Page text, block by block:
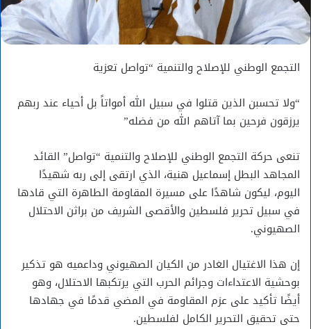
التجمع الوطني للإصلاح والتنمية “تواصل تعزية
“ولا تحسبن الذين قتلوا في سبيل الله أمواتاً بل أحياء عند ربهم
يرزقون فرحين بما آتاهم الله من فضله”
تنعى حركة التجمع الوطني للإصلاح والتنمية “تواصل” القائد
المجاهد البطل إسماعيل هنية، الذي ارتقى إلى ربه شهيدًا
اليوم، ليكون شاهدًا على مسيرة المقاومة الطاهرة التي قادها
في سبيل تحرير فلسطين والأقصى الشريف من براثن الاحتلال
الصهيوني.
إن هذا الاغتيال الغادر من الكيان الصهيوني وداعميه هو تذكير
بوحشية الاعتداءات وجرائم الحرب التي يرتكبها الاحتلال، وهو
أيضًا تأكيد على عزم المقاومة في المضي قدمًا في جهادها
حتى تحقيق التحرير الكامل لفلسطين.